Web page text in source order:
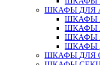
ШКАФЫ ДЛЯ
ШКАФЫ
ШКАФЫ
ШКАФЫ
ШКАФЫ
ШКАФЫ ДЛЯ